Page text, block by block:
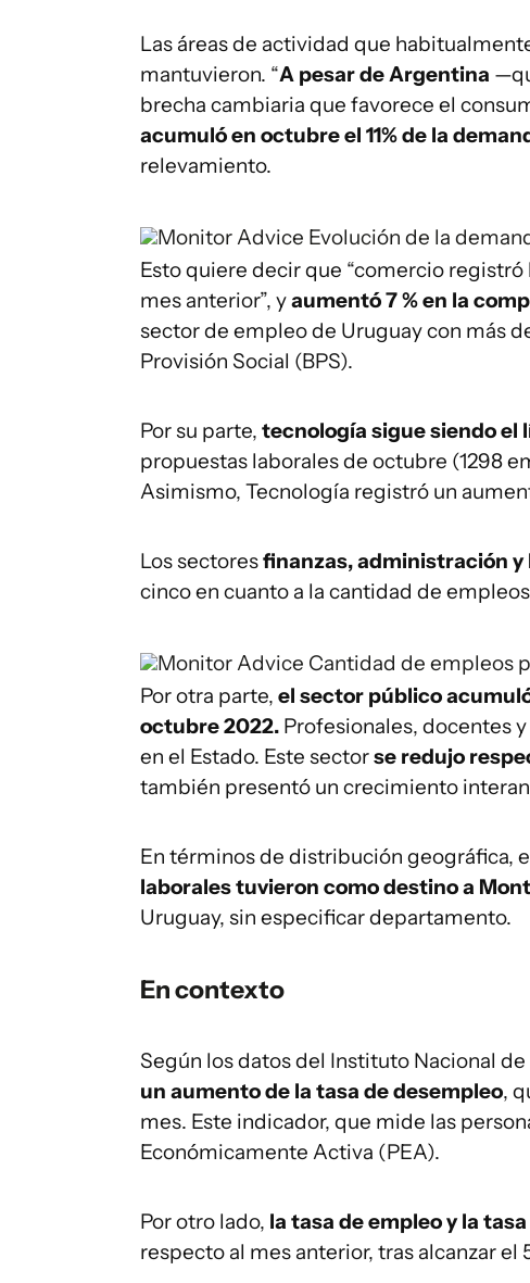
Las áreas de actividad que
mantuvieron. “A pesar de Argentina
brecha cambiaria que favorece el
acumuló en octubre el 11% de la
relevamiento.
Monitor Advice Evolución de la
Esto quiere decir que “comercio
mes anterior”, yaumentó 7 % en la
sector de empleo de Uruguay con más
Provisión Social (BPS).
Por su parte, tecnología sigue siendo el
propuestas laborales de octubre (1298
Asimismo, Tecnología registró un
Los sectoresfinanzas, administración
cinco en cuanto a la cantidad de
Monitor Advice Cantidad de empleos
Por otra parte, el sector público
octubre 2022. Profesionales, docentes
en el Estado. Este sectorse redujo
también presentó un crecimiento
En términos de distribución geográfica,
laborales tuvieron como destino a
Uruguay, sin especificar departamento.
En contexto
Según los datos del Instituto Nacional
un aumento de la tasa de desempleo,
mes. Este indicador, que mide las
Económicamente Activa (PEA).
Por otro lado, la tasa de empleo y la
respecto al mes anterior, tras alcanzar el